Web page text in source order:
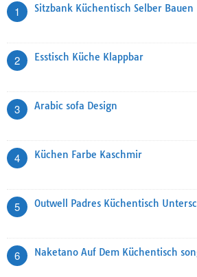
1 Sitzbank Küchentisch Selber Bauen
2 Esstisch Küche Klappbar
3 Arabic sofa Design
4 Küchen Farbe Kaschmir
5 Outwell Padres Küchentisch
6 Naketano Auf Dem Küchentisch